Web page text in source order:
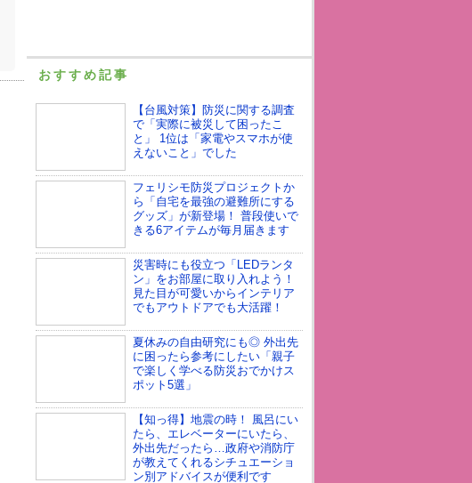
おすすめ記事
【台風対策】防災に関する調査
で「実際に被災して困ったこ
と」 1位は「家電やスマホが使
えないこと」でした
フェリシモ防災プロジェクトか
ら「自宅を最強の避難所にする
グッズ」が新登場！ 普段使いで
きる6アイテムが毎月届きます
災害時にも役立つ「LEDランタ
ン」をお部屋に取り入れよう！
見た目が可愛いからインテリア
でもアウトドアでも大活躍！
夏休みの自由研究にも◎ 外出先
に困ったら参考にしたい「親子
で楽しく学べる防災おでかけス
ポット5選」
【知っ得】地震の時！ 風呂にい
たら、エレベーターにいたら、
外出先だったら…政府や消防庁
が教えてくれるシチュエーショ
ン別アドバイスが便利です